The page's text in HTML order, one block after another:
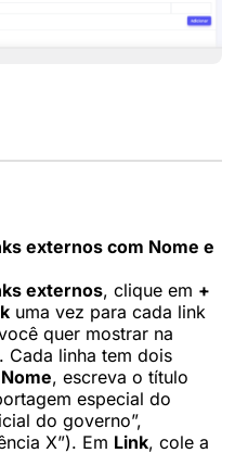
externos com Nome e
externos, clique em +
uma vez para cada link
quer mostrar na
Cada linha tem dois
Nome, escreva o título
especial do
do governo”,
X”). Em Link, cole a